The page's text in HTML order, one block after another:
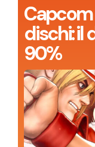
Capcom
dischi: il
90%